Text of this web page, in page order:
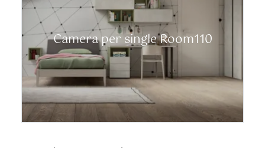
Camera per single Room110